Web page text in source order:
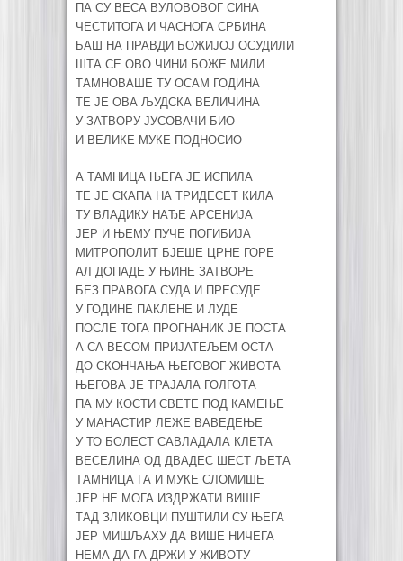
ПА СУ ВЕСА ВУЛОВОВОГ СИНА
ЧЕСТИТОГА И ЧАСНОГА СРБИНА
БАШ НА ПРАВДИ БОЖИЈОЈ ОСУДИЛИ
ШТА СЕ ОВО ЧИНИ БОЖЕ МИЛИ
ТАМНОВАШЕ ТУ ОСАМ ГОДИНА
ТЕ ЈЕ ОВА ЉУДСКА ВЕЛИЧИНА
У ЗАТВОРУ ЈУСОВАЧИ БИО
И ВЕЛИКЕ МУКЕ ПОДНОСИО
А ТАМНИЦА ЊЕГА ЈЕ ИСПИЛА
ТЕ ЈЕ СКАПА НА ТРИДЕСЕТ КИЛА
ТУ ВЛАДИКУ НАЂЕ АРСЕНИЈА
ЈЕР И ЊЕМУ ПУЧЕ ПОГИБИЈА
МИТРОПОЛИТ БЈЕШЕ ЦРНЕ ГОРЕ
АЛ ДОПАДЕ У ЊИНЕ ЗАТВОРЕ
БЕЗ ПРАВОГА СУДА И ПРЕСУДЕ
У ГОДИНЕ ПАКЛЕНЕ И ЛУДЕ
ПОСЛЕ ТОГА ПРОГНАНИК ЈЕ ПОСТА
А СА ВЕСОМ ПРИЈАТЕЉЕМ ОСТА
ДО СКОНЧАЊА ЊЕГОВОГ ЖИВОТА
ЊЕГОВА ЈЕ ТРАЈАЛА ГОЛГОТА
ПА МУ КОСТИ СВЕТЕ ПОД КАМЕЊЕ
У МАНАСТИР ЛЕЖЕ ВАВЕДЕЊЕ
У ТО БОЛЕСТ САВЛАДАЛА КЛЕТА
ВЕСЕЛИНА ОД ДВАДЕС ШЕСТ ЉЕТА
ТАМНИЦА ГА И МУКЕ СЛОМИШЕ
ЈЕР НЕ МОГА ИЗДРЖАТИ ВИШЕ
ТАД ЗЛИКОВЦИ ПУШТИЛИ СУ ЊЕГА
ЈЕР МИШЉАХУ ДА ВИШЕ НИЧЕГА
НЕМА ДА ГА ДРЖИ У ЖИВОТУ